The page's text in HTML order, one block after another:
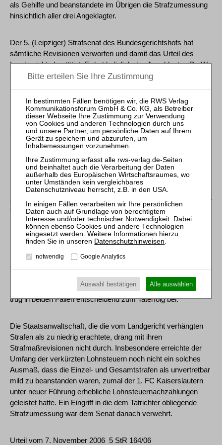
als Gehilfe und beanstandete im Übrigen die Strafzumessung
hinsichtlich aller drei Angeklagter.
Der 5. (Leipziger) Strafsenat des Bundesgerichtshofs hat
sämtliche Revisionen verworfen und damit das Urteil des
Landgerichts bestätigt. Er hat lediglich den Angeklagten Dr. W.
auf der Grundlage der vom Landgericht getroffenen
Steuerhinterziehung verurteilt. Auswirkungen auf den
Strafausspruch hatte dies nicht. Mit seinem Urteil hat der 5.
Strafsenat seine Rechtsprechung aus der Entscheidung vom
20. März 2002  5 StR 448/01  (Yeboah) zur Abgrenzung
steuerlich wirksamer Verträge von Scheinverträgen bei der
(angeblichen) Veräußerung von Vermarktungsrechten
bestätigt.
Im vorliegenden Fall hatte sich das Landgericht fehlerfrei
davon überzeugt, dass die entgeltlichen Zusatzverträge bei der
Verpflichtung der vier genannten Fußballspieler nur zum
Schein geschlossen worden waren. Da es sich bei den den
Spielern zugeflossenen Geldbeträgen damit um
Lohnzahlungen und nicht um Einkünfte aus Gewerbetrieb
handelte, hatte der Verein die darauf anfallende Lohnsteuer
einzubehalten, anzumelden und an das Finanzamt abzuführen.
Dies begründete die Strafbarkeit der Angeklagten wegen
Steuerhinterziehung. Der Angeklagte Dr. W. war Mittäter; er
trug in beiden Fällen entscheidend zum Taterfolg bei.
Die Staatsanwaltschaft, die die vom Landgericht verhängten
Strafen als zu niedrig erachtete, drang mit ihren
Strafmaßrevisionen nicht durch. Insbesondere erreichte der
Umfang der verkürzten Lohnsteuern noch nicht ein solches
Ausmaß, dass die Einzel- und Gesamtstrafen als unvertretbar
mild zu beanstanden waren, zumal der 1. FC Kaiserslautern
unter neuer Führung erhebliche Lohnsteuernachzahlungen
geleistet hatte. Ein Eingriff in die dem Tatrichter obliegende
Strafzumessung war dem Senat danach verwehrt.
Urteil vom 7. November 2006  5 StR 164/06
Datenschutzhinweisen
notwendig Google Analytics
Auswahl bestätigen Alle auswählen